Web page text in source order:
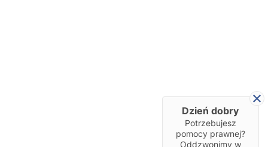
Dzień dobry
Potrzebujesz
pomocy prawnej?
Oddzwonimy w